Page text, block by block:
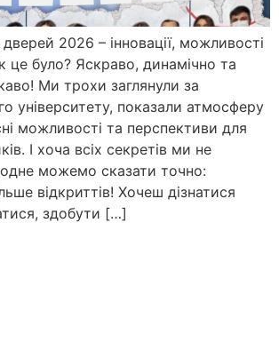
2026 – інновації, можливості
це було? Яскраво, динамічно та
Ми трохи заглянули за
університету, показали атмосферу
можливості та перспективи для
І хоча всіх секретів ми не
можемо сказати точно:
відкриттів! Хочеш дізнатися
здобути […]